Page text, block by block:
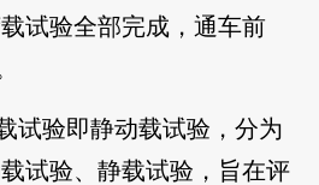
试验全部完成，通车前
试验即静动载试验，分为
试验、静载试验，旨在评